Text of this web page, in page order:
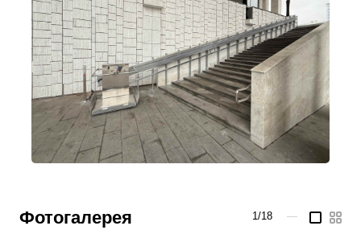
Фотогалерея 1/18 —